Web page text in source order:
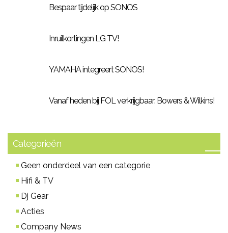
Bespaar tijdelijk op SONOS
Inruilkortingen LG TV!
YAMAHA integreert SONOS!
Vanaf heden bij FOL verkrijgbaar: Bowers & Wilkins!
Categorieën
Geen onderdeel van een categorie
Hifi & TV
Dj Gear
Acties
Company News